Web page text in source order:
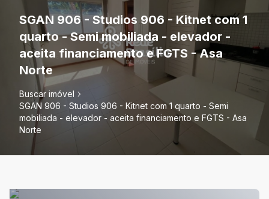
SGAN 906 - Studios 906 - Kitnet com 1
quarto - Semi mobiliada - elevador -
aceita financiamento e FGTS - Asa
Norte
Buscar imóvel
SGAN 906 - Studios 906 - Kitnet com 1 quarto - Semi
mobiliada - elevador - aceita financiamento e FGTS - Asa
Norte